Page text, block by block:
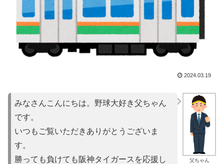
2024.03.19
父ちゃん
みなさんこんにちは。野球大好き父ちゃん
です。
いつもご覧いただきありがとうございま
す。
勝っても負けても阪神タイガースを応援し